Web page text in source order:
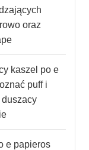
oraz
kaszel po e
puff i
duszacy
e papieros